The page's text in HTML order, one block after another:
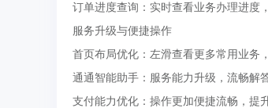
订单进度查询：实时查看业务办理进度
服务升级与便捷操作
首页布局优化：左滑查看更多常用业务
通通智能助手：服务能力升级，流畅解
支付能力优化：操作更加便捷流畅，提